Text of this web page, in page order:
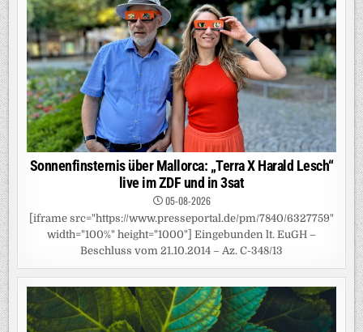
Sonnenfinsternis über Mallorca: „Terra X Harald Lesch“
live im ZDF und in 3sat
05-08-2026
[iframe src="https://www.presseportal.de/pm/7840/6327759"
width="100%" height="1000"] Eingebunden lt. EuGH –
Beschluss vom 21.10.2014 – Az. C-348/13